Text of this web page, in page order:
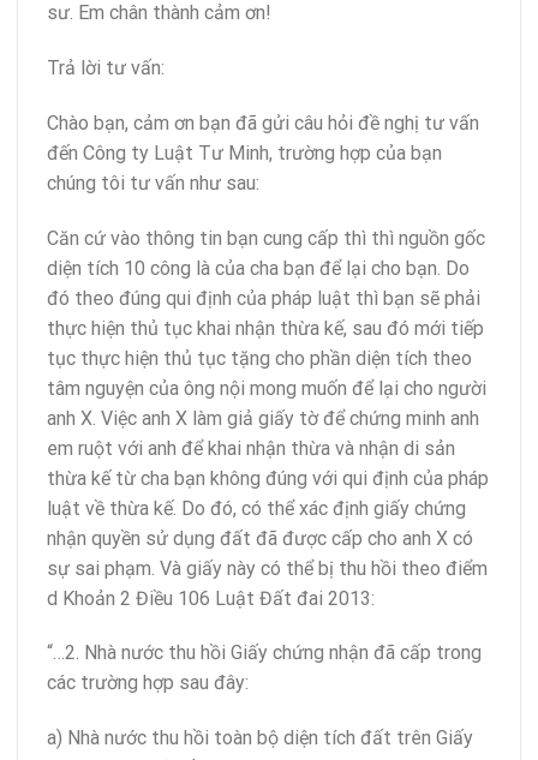
sư. Em chân thành cảm ơn!
Trả lời tư vấn:
Chào bạn, cảm ơn bạn đã gửi câu hỏi đề nghị tư vấn
đến Công ty Luật Tư Minh, trường hợp của bạn
chúng tôi tư vấn như sau:
Căn cứ vào thông tin bạn cung cấp thì thì nguồn gốc
diện tích 10 công là của cha bạn để lại cho bạn. Do
đó theo đúng qui định của pháp luật thì bạn sẽ phải
thực hiện thủ tục khai nhận thừa kế, sau đó mới tiếp
tục thực hiện thủ tục tặng cho phần diện tích theo
tâm nguyện của ông nội mong muốn để lại cho người
anh X. Việc anh X làm giả giấy tờ để chứng minh anh
em ruột với anh để khai nhận thừa và nhận di sản
thừa kế từ cha bạn không đúng với qui định của pháp
luật về thừa kế. Do đó, có thể xác định giấy chứng
nhận quyền sử dụng đất đã được cấp cho anh X có
sự sai phạm. Và giấy này có thể bị thu hồi theo điểm
d Khoản 2 Điều 106 Luật Đất đai 2013:
“…2. Nhà nước thu hồi Giấy chứng nhận đã cấp trong
các trường hợp sau đây:
a) Nhà nước thu hồi toàn bộ diện tích đất trên Giấy